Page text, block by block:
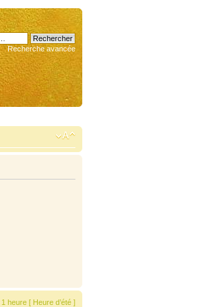
Recherche avancée
heure [ Heure d’été ]